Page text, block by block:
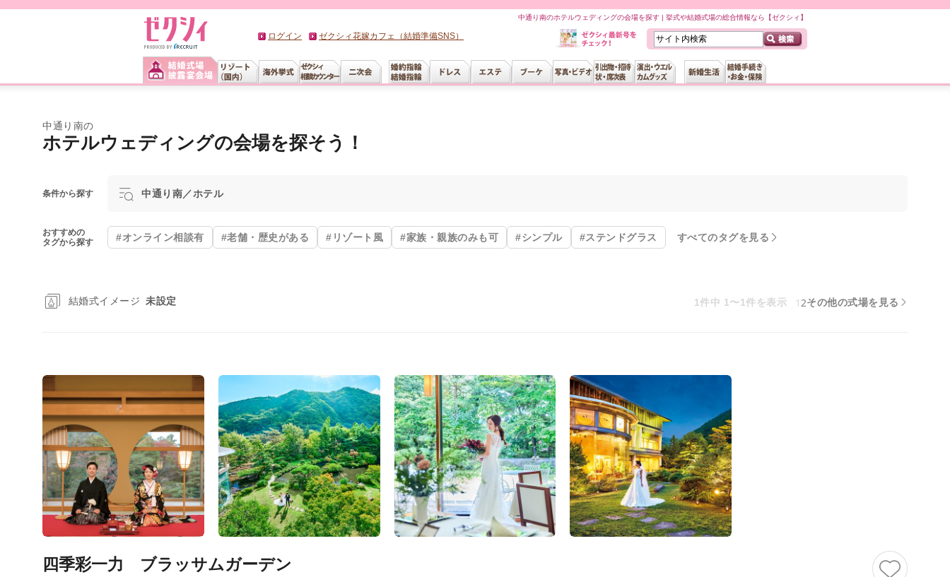
中通り南のホテルウェディングの会場を探す | 挙式や結婚式場の総合情報なら【ゼクシィ】
ログイン ゼクシィ花嫁カフェ（結婚準備SNS）
中通り南の
ホテルウェディングの会場を探そう！
条件から探す 中通り南／ホテル
おすすめの
タグから探す
#オンライン相談有 #老舗・歴史がある #リゾート風 #家族・親族のみも可 #シンプル #ステンドグラス すべてのタグを見る
結婚式イメージ 未設定 1件中 1〜1件を表示 1 2その他の式場を見る
四季彩一力 ブラッサムガーデン